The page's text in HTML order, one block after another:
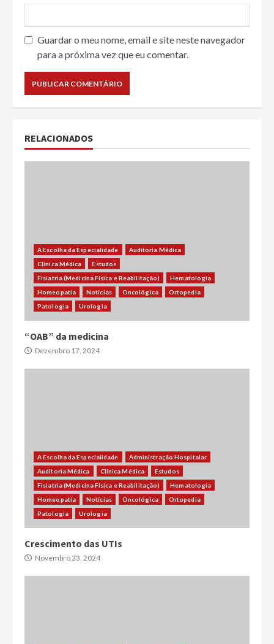
Guardar o meu nome, email e site neste navegador
para a próxima vez que eu comentar.
RELACIONADOS
A Escolha da Especialidade
Auditoria Médica
Clínica Médica
Estudos
Fisiatria (Medicina Física e Reabilitação)
Hematologia
Homeopatia
Notícias Oncológica
Ortopedia
Patologia
Urologia
“OAB” da medicina
Dezembro 17, 2024
A Escolha da Especialidade
Administração Hospitalar
Auditoria Médica
Clínica Médica
Estudos
Fisiatria (Medicina Física e Reabilitação)
Hematologia
Homeopatia
Notícias Oncológica
Ortopedia
Patologia
Urologia
Crescimento das UTIs
Novembro 23, 2024